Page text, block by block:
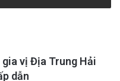
gia vị Địa Trung Hải
dẫn